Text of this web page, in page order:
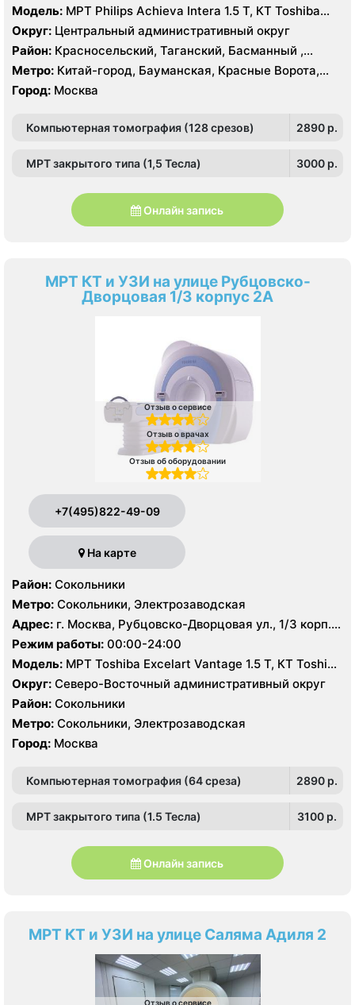
Модель: МРТ Philips Achieva Intera 1.5 T, КТ Toshiba
Aquilion CXL 128 срезов, УЗИ
Округ: Центральный административный округ
Район: Красносельский, Таганский, Басманный ,
Тверской
Метро: Китай-город, Бауманская, Красные Ворота,
Кузнецкий мост, Курская, Лубянка, Площадь Ильича,
Сретенский бульвар, Таганская, Чкаловская
Город: Москва
Компьютерная томография (128 срезов) 2890 p.
МРТ закрытого типа (1,5 Тесла) 3000 p.
Онлайн запись
МРТ КТ и УЗИ на улице Рубцовско-
Дворцовая 1/3 корпус 2А
Отзыв о сервисе
Отзыв о врачах
Отзыв об оборудовании
+7(495)822-49-09
На карте
Район: Сокольники
Метро: Сокольники, Электрозаводская
Адрес: г. Москва, Рубцовско-Дворцовая ул., 1/3 корп.
2А
Режим работы: 00:00-24:00
Модель: МРТ Toshiba Excelart Vantage 1.5 Т, КТ Toshiba
Aquilion 64 среза, УЗИ
Округ: Северо-Восточный административный округ
Район: Сокольники
Метро: Сокольники, Электрозаводская
Город: Москва
Компьютерная томография (64 среза) 2890 p.
МРТ закрытого типа (1.5 Тесла) 3100 p.
Онлайн запись
МРТ КТ и УЗИ на улице Саляма Адиля 2
Отзыв о сервисе